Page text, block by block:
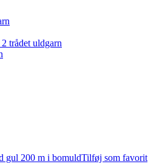
trådet uldgarn
Tilføj som favorit